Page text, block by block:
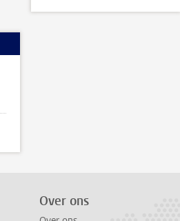
Over ons